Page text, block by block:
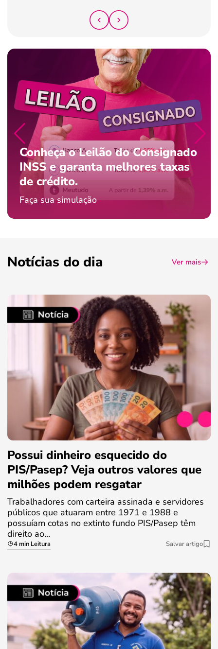
Conheça o Leilão do Consignado
INSS e garanta melhores taxas
de crédito.
Faça sua simulação
Notícias do dia Ver mais
Possui dinheiro esquecido do
PIS/Pasep? Veja outros valores que
milhões podem resgatar
Trabalhadores com carteira assinada e servidores
públicos que atuaram entre 1971 e 1988 e
possuíam cotas no extinto fundo PIS/Pasep têm
direito ao…
4 min Leitura Salvar artigo